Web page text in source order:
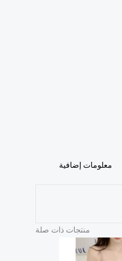
معلومات إضافية
منتجات ذات صلة